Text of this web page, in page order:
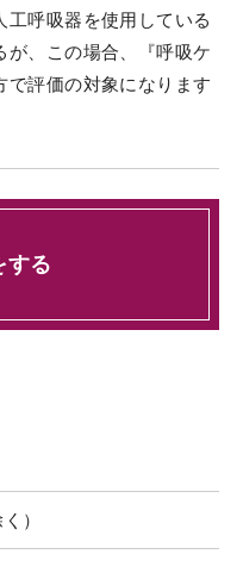
工呼吸器を使用している
が、この場合、『呼吸ケ
で評価の対象になります
する
）